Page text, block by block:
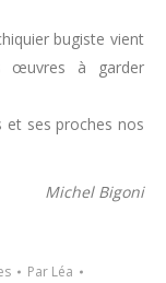
bugiste vient
œuvres à garder
et ses proches nos
Michel Bigoni
Par Léa